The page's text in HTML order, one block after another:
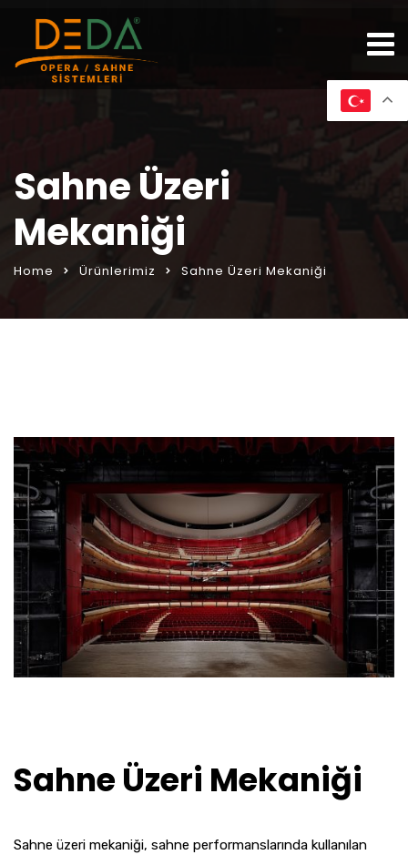
Sahne Üzeri
Mekaniği
Home Ürünlerimiz Sahne Üzeri Mekaniği
Sahne Üzeri Mekaniği
Sahne üzeri mekaniği, sahne performanslarında kullanılan